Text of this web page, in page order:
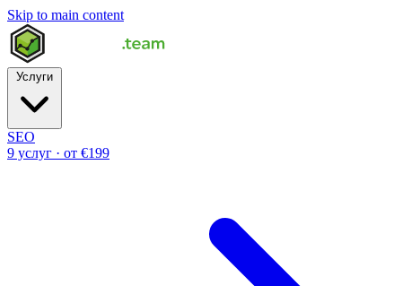
Skip to main content
SEO
9 услуг · от €199